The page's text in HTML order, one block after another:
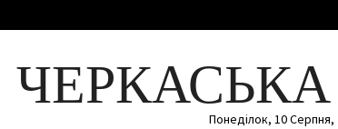
Понеділок, 10 Серпня,